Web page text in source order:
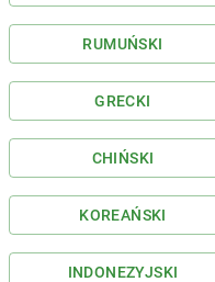
RUMUŃSKI
GRECKI
CHIŃSKI
KOREAŃSKI
INDONEZYJSKI